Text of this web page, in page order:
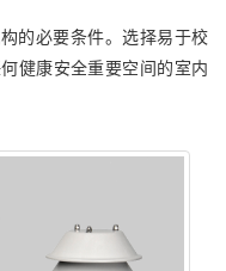
的必要条件。选择易于校
健康安全重要空间的室内